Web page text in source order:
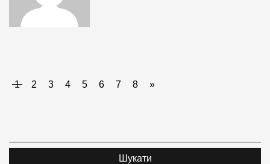
1 2 3 4 5 6 7 8 »